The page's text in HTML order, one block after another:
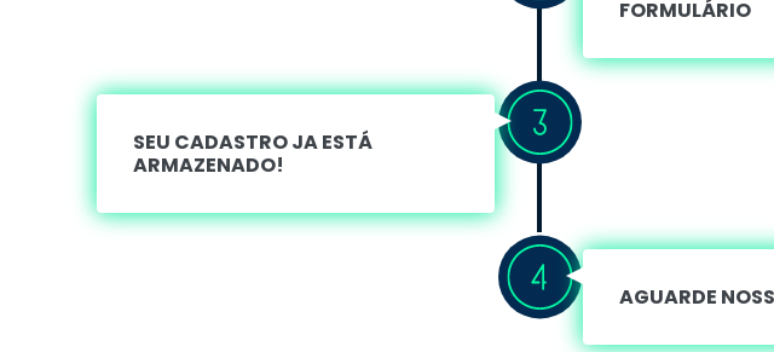
FORMULÁRIO
SEU CADASTRO JA ESTÁ
ARMAZENADO!
AGUARDE